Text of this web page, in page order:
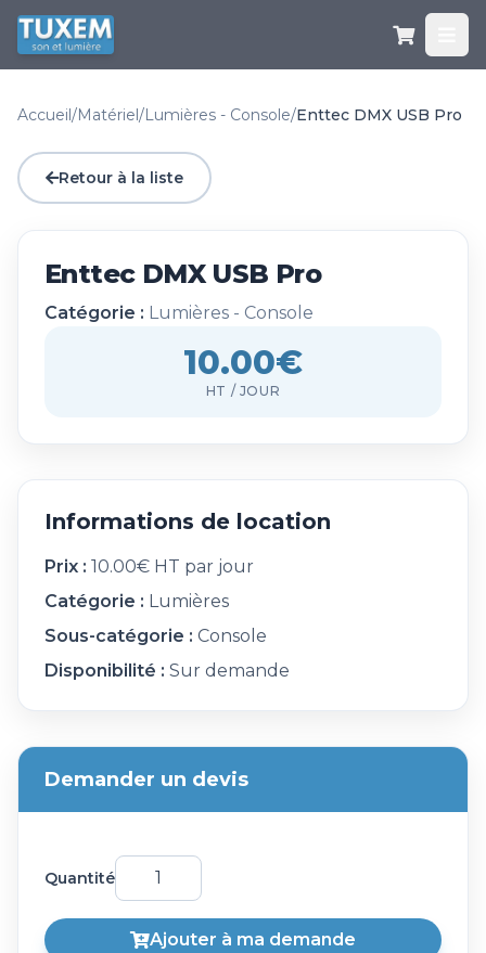
Accueil/Matériel/Lumières - Console/Enttec DMX USB Pro
Retour à la liste
Enttec DMX USB Pro
Catégorie : Lumières - Console
10.00€
HT / JOUR
Informations de location
Prix : 10.00€ HT par jour
Catégorie : Lumières
Sous-catégorie : Console
Disponibilité : Sur demande
Demander un devis
Quantité
Ajouter à ma demande